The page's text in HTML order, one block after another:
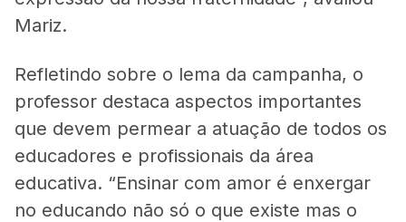
Mariz.
Refletindo sobre o lema da campanha, o
professor destaca aspectos importantes
que devem permear a atuação de todos os
educadores e profissionais da área
educativa. “Ensinar com amor é enxergar
no educando não só o que existe mas o